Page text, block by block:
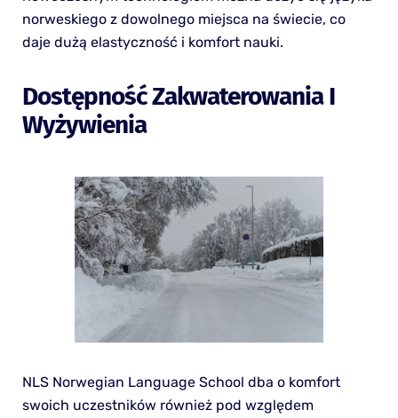
norweskiego z dowolnego miejsca na świecie, co
daje dużą elastyczność i komfort nauki.
Dostępność Zakwaterowania I
Wyżywienia
NLS Norwegian Language School dba o komfort
swoich uczestników również pod względem